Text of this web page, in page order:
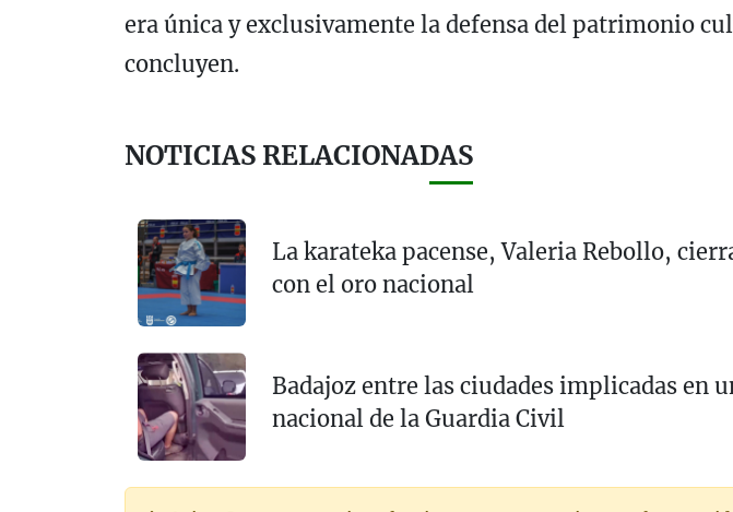
era única y exclusivamente la defensa del patrimonio
concluyen.
NOTICIAS RELACIONADAS
La karateka pacense, Valeria Rebollo,
con el oro nacional
Badajoz entre las ciudades implicadas en
nacional de la Guardia Civil